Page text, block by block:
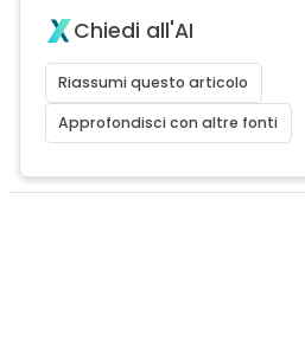
Chiedi all'AI
Riassumi questo articolo
Approfondisci con altre fonti